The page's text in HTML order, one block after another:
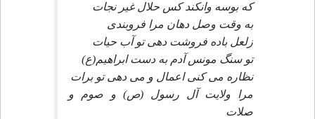
كه بوسه وانكند كس حلال غير نجات
به وقت وصل دهان مرا فروبندى
زلعل باده فروشت دهى تو آب حيات
تو سنگ مونس آدم به دست ابراهيم(ع)
نظاره مى كنى اعمال و مى دهى تو برات
مرا ولايت آل رسول (ص) و صوم و
صلات